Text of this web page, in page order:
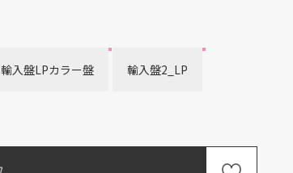
輸入盤LPカラー盤 輸入盤2_LP